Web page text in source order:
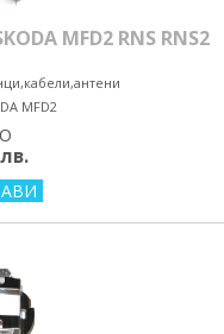
MFD2 RNS RNS2
MFD2